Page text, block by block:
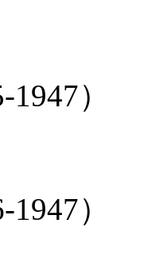
）
）